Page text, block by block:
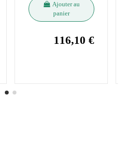
Ajouter au
panier
116,10 €